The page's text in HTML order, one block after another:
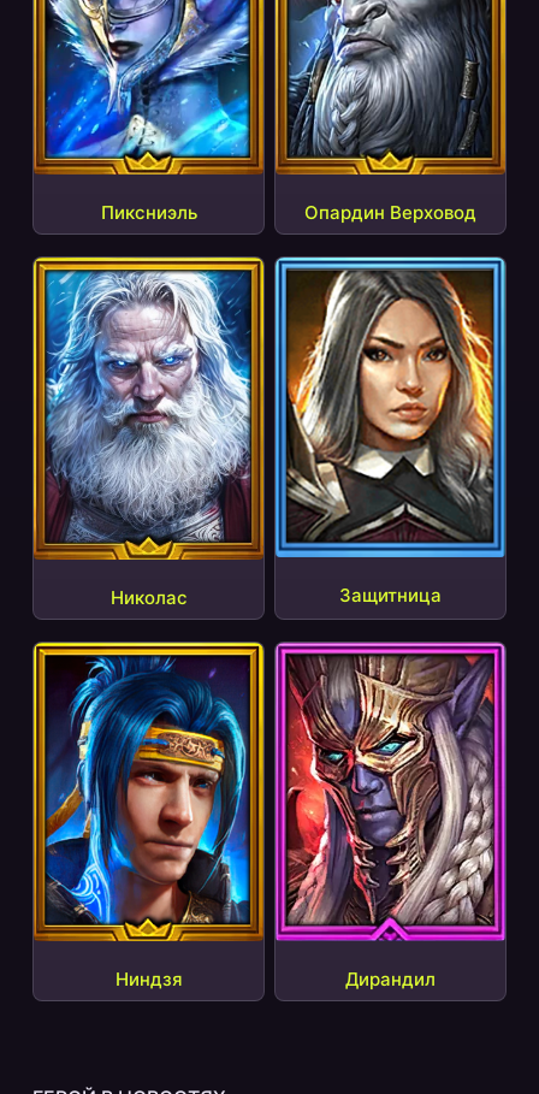
Пиксниэль Опардин Верховод
Николас Защитница
Ниндзя Дирандил